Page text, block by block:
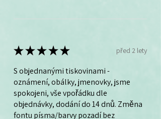
★★★★★ před 2 lety
S objednanými tiskovinami -
oznámení, obálky, jmenovky, jsme
spokojeni, vše vpořádku dle
objednávky, dodání do 14 dnů. Změna
fontu písma/barvy pozadí bez